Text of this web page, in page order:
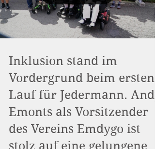
Inklusion stand im
Vordergrund beim ersten
Lauf für Jedermann. Andy
Emonts als Vorsitzender
des Vereins Emdygo ist
stolz auf eine gelungene